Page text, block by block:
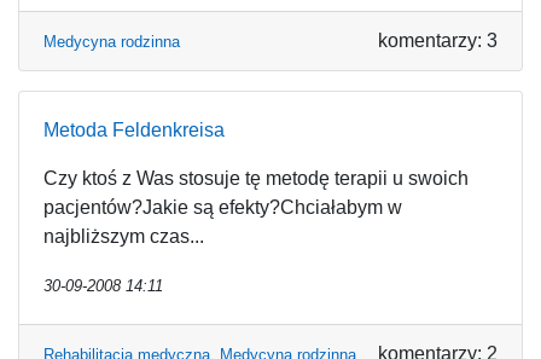
Medycyna rodzinna komentarzy: 3
Metoda Feldenkreisa
Czy ktoś z Was stosuje tę metodę terapii u swoich
pacjentów?Jakie są efekty?Chciałabym w
najbliższym czas...
30-09-2008 14:11
Rehabilitacja medyczna, Medycyna rodzinna komentarzy: 2